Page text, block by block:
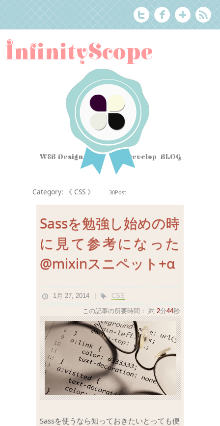
InfinityScope
WEB Design Tips Develop BLOG
Category: 《 CSS 》 30Post
Sassを勉強し始めの時
に見て参考になった
@mixinスニペット+α
1月 27, 2014 CSS
この記事の所要時間：約2分44秒
Sassを使うなら知っておきたいとっても便